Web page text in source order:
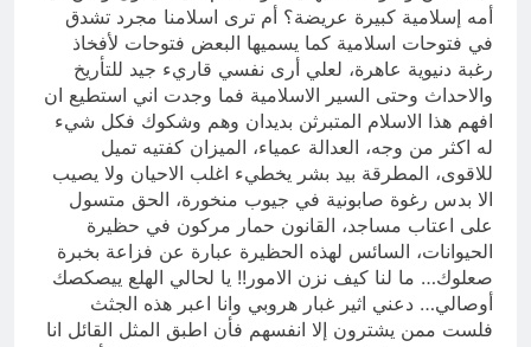
أمه إسلامية كبيرة عريضة؟ أم ترى اسلامنا مجرد تشدق
في فتوحات اسلامية كما يسميها البعض فتوحات لأفخاذ
رغبة دنيوية عاهرة، لعلي أرى نفسي قاريء جيد للتأريخ
والاحداث وحتى السير الاسلامية فما وجدت اني استطيع ان
افهم هذا الاسلام المتبرثن بديدان وهم وشكوك فكل شيء
له اكثر من وجه، العدالة عمياء، الميزان كفتيه تميل
للاقوى، المطرقة بيد بشر يخطيء اغلب الاحيان ولا يصيب
الا بدس رغوة صابونية في جيوب منخورة، الحق متسول
على اعتاب مساجد، القانون حمار مركون في حظيرة
الحيوانات، السائس لهذه الحظيرة عبارة عن فزاعة بخبرة
صعلوك… ما لنا كيف نزن الامور!! يا لحالي الهلع ييصكصك
أوصالي… دعني اثير غبار هروبي وانا اعبر هذه الجثث
فلست ممن يشترون إلا انفسهم فأن اطبق المثل القائل انا